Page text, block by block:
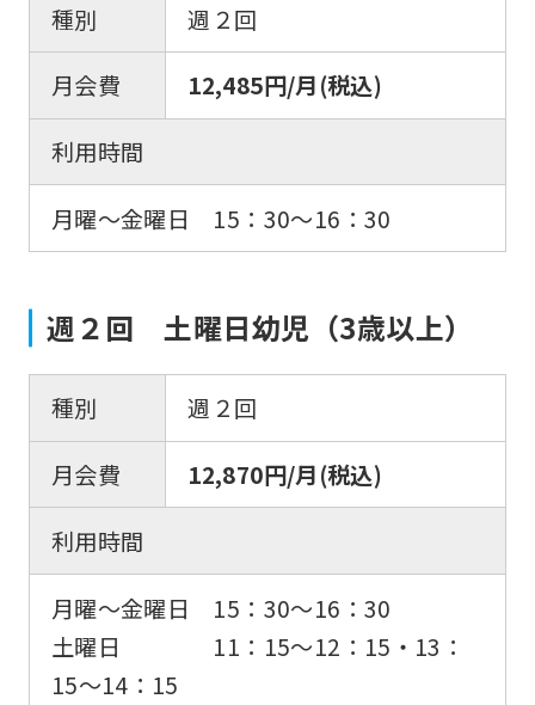
種別
週２回
月会費
12,485円/月(税込)
利用時間
月曜〜金曜日 15：30〜16：30
週２回 土曜日幼児（3歳以上）
種別
週２回
月会費
12,870円/月(税込)
利用時間
月曜〜金曜日 15：30〜16：30
土曜日 11：15〜12：15・13：
15〜14：15